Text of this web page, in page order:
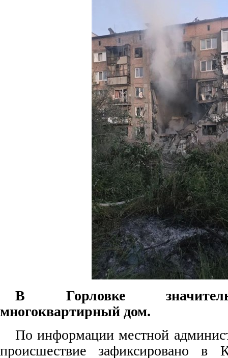
В Горловке
многоквартирный дом.
По информации местной
происшествие зафиксировано в